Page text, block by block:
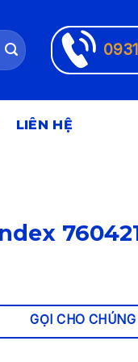
LIÊN HỆ
GỌI CHO